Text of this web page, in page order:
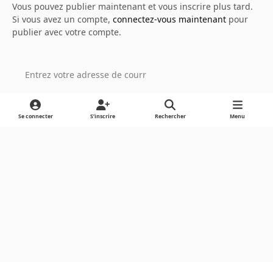
Vous pouvez publier maintenant et vous inscrire plus tard.
Si vous avez un compte, connectez-vous maintenantpour
publier avec votre compte.
Ajouter un commentaire…
Se connecter S’inscrire Rechercher Menu